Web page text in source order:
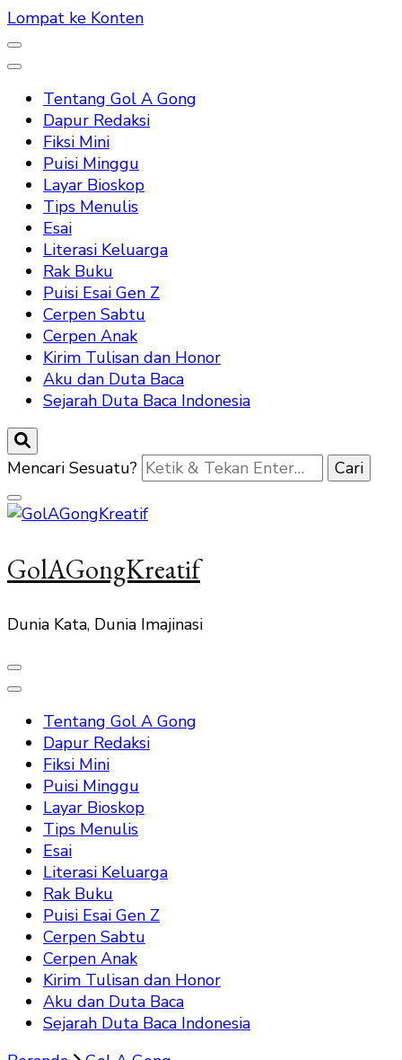
Lompat ke Konten
Tentang Gol A Gong
Dapur Redaksi
Fiksi Mini
Puisi Minggu
Layar Bioskop
Tips Menulis
Esai
Literasi Keluarga
Rak Buku
Puisi Esai Gen Z
Cerpen Sabtu
Cerpen Anak
Kirim Tulisan dan Honor
Aku dan Duta Baca
Sejarah Duta Baca Indonesia
Mencari Sesuatu?
GolAGongKreatif
Dunia Kata, Dunia Imajinasi
Tentang Gol A Gong
Dapur Redaksi
Fiksi Mini
Puisi Minggu
Layar Bioskop
Tips Menulis
Esai
Literasi Keluarga
Rak Buku
Puisi Esai Gen Z
Cerpen Sabtu
Cerpen Anak
Kirim Tulisan dan Honor
Aku dan Duta Baca
Sejarah Duta Baca Indonesia